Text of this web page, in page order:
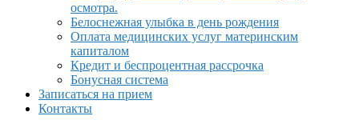
осмотра.
Белоснежная улыбка в день рождения
Оплата медицинских услуг материнским
капиталом
Кредит и беспроцентная рассрочка
Бонусная система
Записаться на прием
Контакты